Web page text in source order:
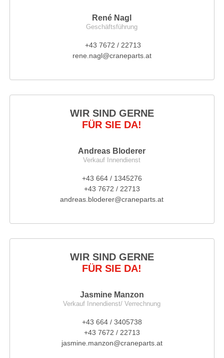
René Nagl
Geschäftsführung
+43 7672 / 22713
rene.nagl@craneparts.at
WIR SIND GERNE
FÜR SIE DA!
Andreas Bloderer
Verkauf Innendienst
+43 664 / 1345276
+43 7672 / 22713
andreas.bloderer@craneparts.at
WIR SIND GERNE
FÜR SIE DA!
Jasmine Manzon
Verkauf Innendienst/ Verrechnung
+43 664 / 3405738
+43 7672 / 22713
jasmine.manzon@craneparts.at